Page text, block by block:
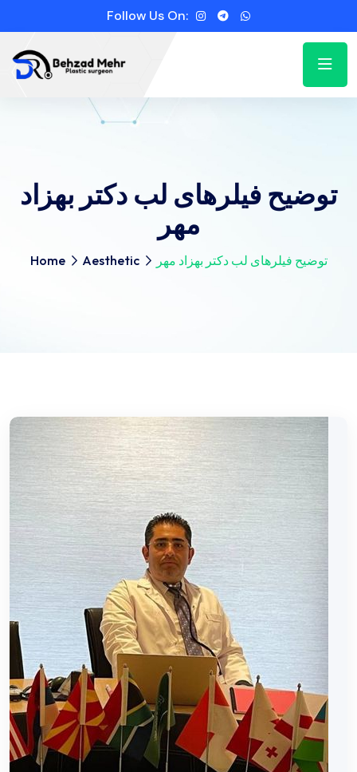
Follow Us On:
توضیح فیلرهای لب دکتر بهزاد
مهر
Home Aesthetic توضیح فیلرهای لب دکتر بهزاد مهر